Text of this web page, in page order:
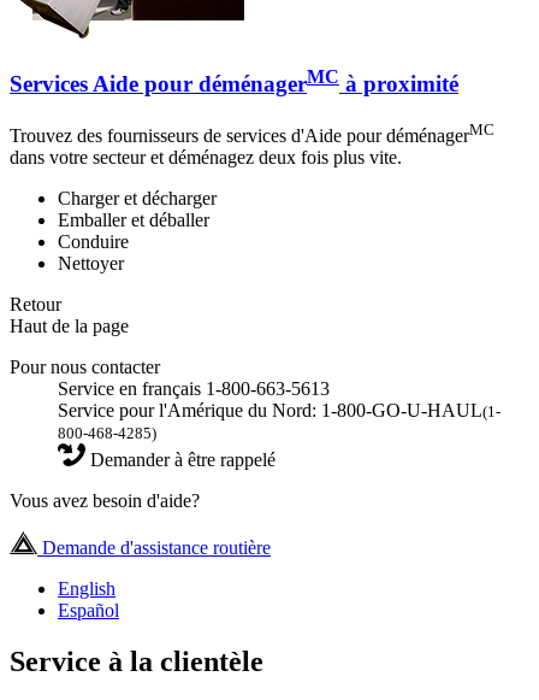
Services Aide pour déménagerMC à proximité
Trouvez des fournisseurs de services d'Aide pour déménagerMC
dans votre secteur et déménagez deux fois plus vite.
Charger et décharger
Emballer et déballer
Conduire
Nettoyer
Retour
Haut de la page
Pour nous contacter
Service en français 1-800-663-5613
Service pour l'Amérique du Nord: 1-800-GO-U-HAUL(1-
800-468-4285)
Demander à être rappelé
Vous avez besoin d'aide?
Demande d'assistance routière
English
Español
Service à la clientèle